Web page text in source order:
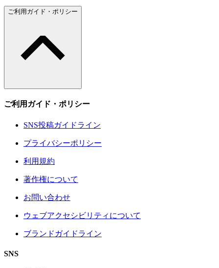
ご利用ガイド・ポリシー
ご利用ガイド・ポリシー
SNS投稿ガイドライン
プライバシーポリシー
利用規約
著作権について
お問い合わせ
ウェブアクセシビリティについて
ブランドガイドライン
SNS